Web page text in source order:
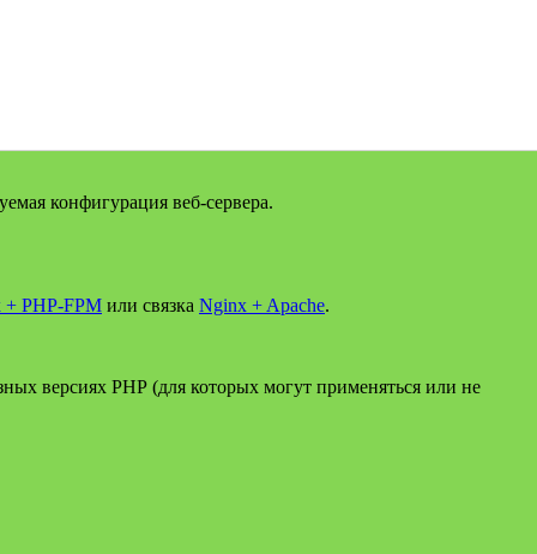
конфигурация веб-сервера.
+ PHP-FPM или связка Nginx + Apache.
версиях РНР (для которых могут применяться или не